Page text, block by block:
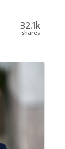
32.1k
shares